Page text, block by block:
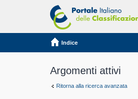
Indice
Argomenti attivi
Ritorna alla ricerca avanzata